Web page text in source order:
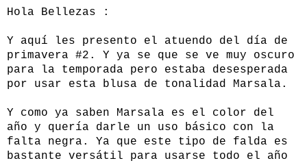
Hola Bellezas :
Y aquí les presento el atuendo del día de
primavera #2. Y ya se que se ve muy oscuro
para la temporada pero estaba desesperada
por usar esta blusa de tonalidad Marsala.
Y como ya saben Marsala es el color del
año y quería darle un uso básico con la
falta negra. Ya que este tipo de falda es
bastante versátil para usarse todo el año